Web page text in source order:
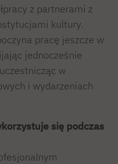
z partnerami z
kultury.
pracę jeszcze w
jednocześnie
w
i wydarzeniach
się podczas